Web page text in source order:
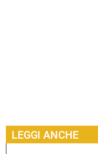
LEGGI ANCHE